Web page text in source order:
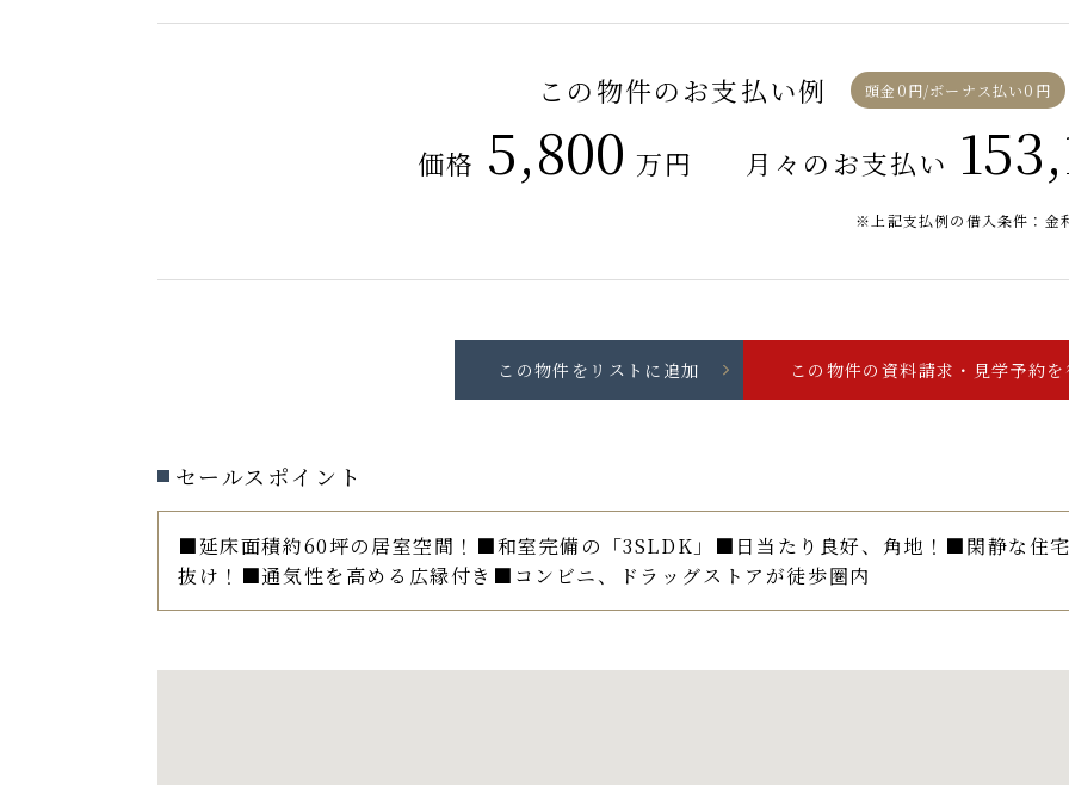
この物件のお支払い例 頭金0円/ボーナス払い0円
価格 5,800 万円 月々のお支払い
※上記支払例の借入条件：金
セールスポイント
■延床面積約60坪の居室空間！■和室完備の「3SLDK」■日当たり良好、角地！■閑静な住
抜け！■通気性を高める広縁付き■コンビニ、ドラッグストアが徒歩圏内